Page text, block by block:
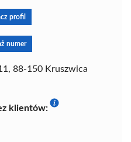
profil
numer
88-150 Kruszwica
klientów: